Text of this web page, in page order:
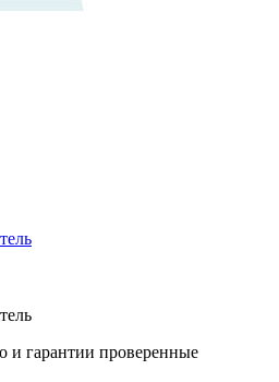
и гарантии проверенные